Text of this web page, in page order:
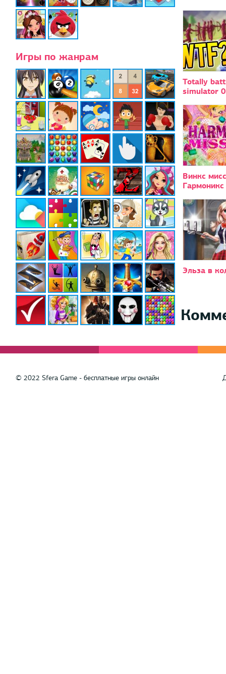
Игры по жанрам
Totally
simulator
Винкс
Гармоникс
Эльза в
© 2022 Sfera Game - бесплатные игры онлайн